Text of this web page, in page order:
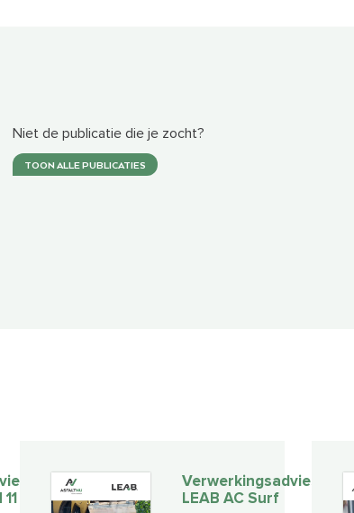
Niet de publicatie die je zocht?
TOON ALLE PUBLICATIES
Verwerkingsadvies
LEAB AC Surf